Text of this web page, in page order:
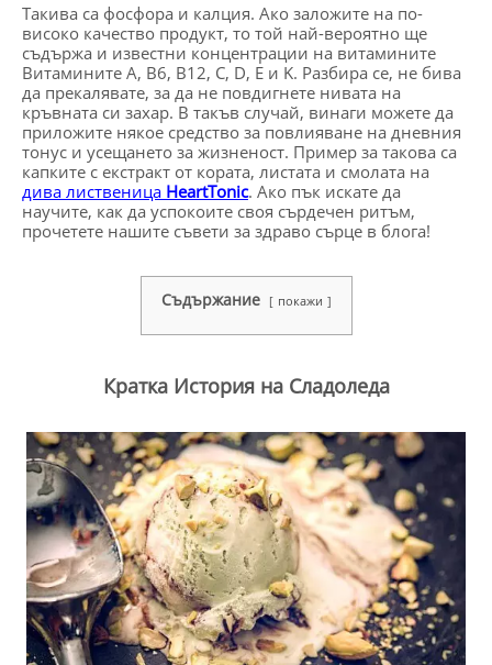
Такива са фосфора и калция. Ако заложите на по-
високо качество продукт, то той най-вероятно ще
съдържа и известни концентрации на витамините
Витамините A, B6, B12, C, D, E и K. Разбира се, не бива
да прекалявате, за да не повдигнете нивата на
кръвната си захар. В такъв случай, винаги можете да
приложите някое средство за повлияване на дневния
тонус и усещането за жизненост. Пример за такова са
капките с екстракт от кората, листата и смолата на
дива лиственица HeartTonic. Ако пък искате да
научите, как да успокоите своя сърдечен ритъм,
прочетете нашите съвети за здраво сърце в блога!
Съдържание покажи
Кратка История на Сладоледа